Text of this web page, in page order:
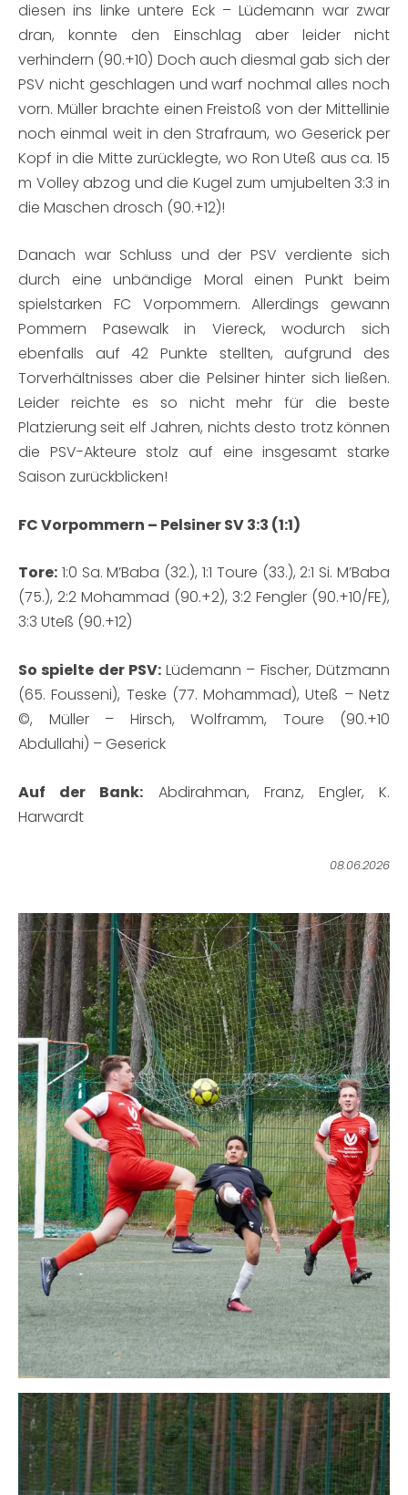
diesen ins linke untere Eck – Lüdemann war zwar
dran, konnte den Einschlag aber leider nicht
verhindern (90.+10) Doch auch diesmal gab sich der
PSV nicht geschlagen und warf nochmal alles noch
vorn. Müller brachte einen Freistoß von der Mittellinie
noch einmal weit in den Strafraum, wo Geserick per
Kopf in die Mitte zurücklegte, wo Ron Uteß aus ca. 15
m Volley abzog und die Kugel zum umjubelten 3:3 in
die Maschen drosch (90.+12)!
Danach war Schluss und der PSV verdiente sich
durch eine unbändige Moral einen Punkt beim
spielstarken FC Vorpommern. Allerdings gewann
Pommern Pasewalk in Viereck, wodurch sich
ebenfalls auf 42 Punkte stellten, aufgrund des
Torverhältnisses aber die Pelsiner hinter sich ließen.
Leider reichte es so nicht mehr für die beste
Platzierung seit elf Jahren, nichts desto trotz können
die PSV-Akteure stolz auf eine insgesamt starke
Saison zurückblicken!
FC Vorpommern – Pelsiner SV 3:3 (1:1)
Tore: 1:0 Sa. M’Baba (32.), 1:1 Toure (33.), 2:1 Si. M’Baba
(75.), 2:2 Mohammad (90.+2), 3:2 Fengler (90.+10/FE),
3:3 Uteß (90.+12)
So spielte der PSV:Lüdemann – Fischer, Dützmann
(65. Fousseni), Teske (77. Mohammad), Uteß – Netz
©, Müller – Hirsch, Wolframm, Toure (90.+10
Abdullahi) – Geserick
Auf der Bank: Abdirahman, Franz, Engler, K.
Harwardt
08.06.2026